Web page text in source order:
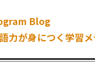
Blog
力が身につく学習